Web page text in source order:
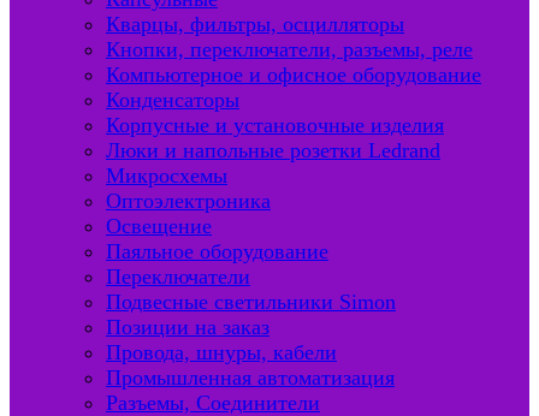
Кварцы, фильтры, осцилляторы
Кнопки, переключатели, разъемы, реле
Компьютерное и офисное оборудование
Конденсаторы
Корпусные и установочные изделия
Люки и напольные розетки Ledrand
Микросхемы
Оптоэлектроника
Освещение
Паяльное оборудование
Переключатели
Подвесные светильники Simon
Позиции на заказ
Провода, шнуры, кабели
Промышленная автоматизация
Разъемы, Соединители